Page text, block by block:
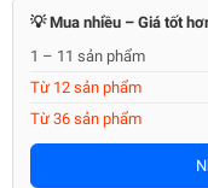
💡 Mua nhiều – Giá tốt
1 – 11 sản phẩm
Từ 12 sản phẩm
Từ 36 sản phẩm